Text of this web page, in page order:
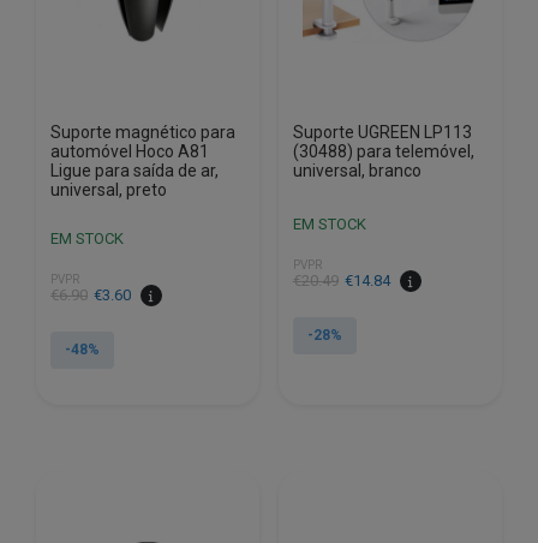
Suporte magnético para
automóvel Hoco A81
Ligue para saída de ar,
universal, preto
EM STOCK
PVPR
€6.90
O
original
€3.60
O
atual
-48%
Suporte UGREEN LP113
(30488) para telemóvel,
universal, branco
EM STOCK
PVPR
€20.49
O
original
€14.84
O
atual
-28%